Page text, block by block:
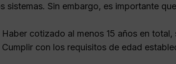
sistemas. Sin embargo, es importante
Haber cotizado al menos 15 años en total,
Cumplir con los requisitos de edad